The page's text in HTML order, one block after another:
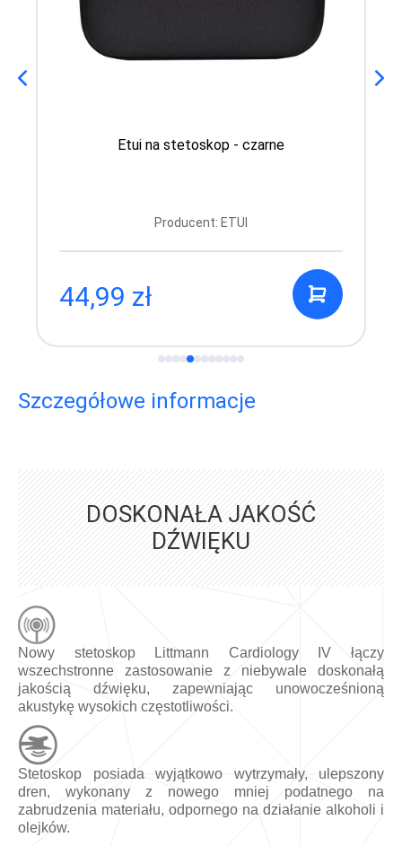
Etui na stetoskop - czarne
Producent: ETUI
44,99 zł
Szczegółowe informacje
DOSKONAŁA JAKOŚĆ
DŹWIĘKU
Nowy stetoskop Littmann Cardiology IV łączy
wszechstronne zastosowanie z niebywale doskonałą
jakością dźwięku, zapewniając unowocześnioną
akustykę wysokich częstotliwości.
Stetoskop posiada wyjątkowo wytrzymały, ulepszony
dren, wykonany z nowego mniej podatnego na
zabrudzenia materiału, odpornego na działanie alkoholi i
olejków.